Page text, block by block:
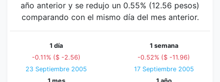
año anterior y se redujo un 0.55% (12.56 pesos)
comparando con el mismo día del mes anterior.
1 día
-0.11% ($ -2.56)
23 Septiembre 2005
1 semana
-0.52% ($ -11.96)
17 Septiembre 2005